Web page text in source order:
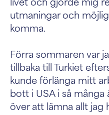
utmaningar och
komma.
Förra sommaren var
tillbaka till Turkiet
kunde förlänga mitt
bott i USA i så
över att lämna allt